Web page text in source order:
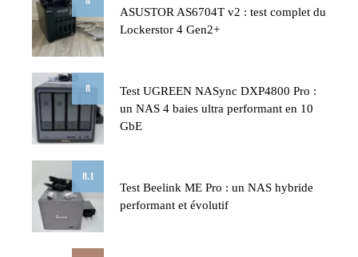
ASUSTOR AS6704T v2 : test complet du
Lockerstor 4 Gen2+
8
Test UGREEN NASync DXP4800 Pro :
un NAS 4 baies ultra performant en 10
GbE
8.1
Test Beelink ME Pro : un NAS hybride
performant et évolutif